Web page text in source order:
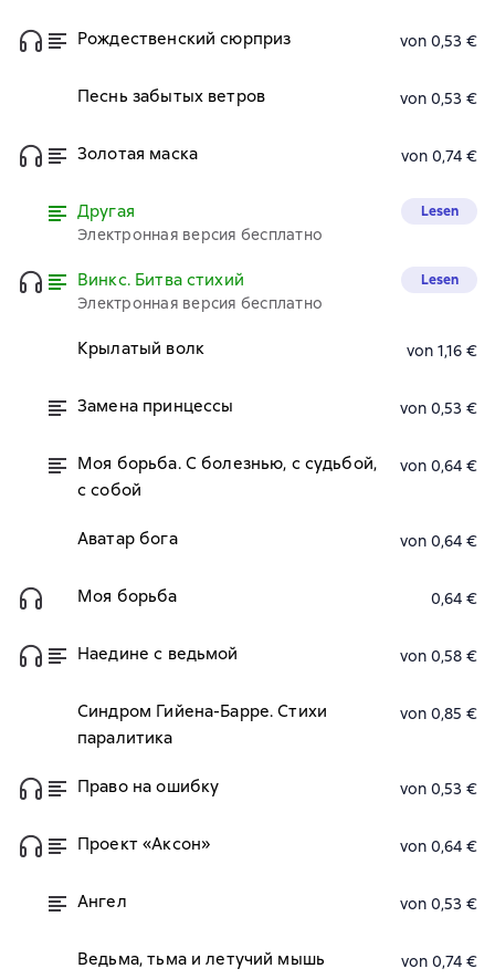
Рождественский сюрприз von 0,53 €
Песнь забытых ветров von 0,53 €
Золотая маска von 0,74 €
Другая
Электронная версия бесплатно
Lesen
Винкс. Битва стихий
Электронная версия бесплатно
Lesen
Крылатый волк von 1,16 €
Замена принцессы von 0,53 €
Моя борьба. С болезнью, с судьбой,
с собой
von 0,64 €
Аватар бога von 0,64 €
Моя борьба 0,64 €
Наедине с ведьмой von 0,58 €
Синдром Гийена-Барре. Стихи
паралитика
von 0,85 €
Право на ошибку von 0,53 €
Проект «Аксон» von 0,64 €
Ангел von 0,53 €
Ведьма, тьма и летучий мышь von 0,74 €